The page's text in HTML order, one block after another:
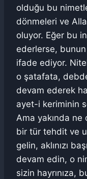
olduğu bu
dönmeleri ve
oluyor. Eğer bu
ederlerse,
ifade ediyor.
o şatafata,
devam ederek
ayet-i keriminin
Ama yakında ne
bir tür tehdit ve
gelin, aklınızı
devam edin, o
sizin hayrınıza,